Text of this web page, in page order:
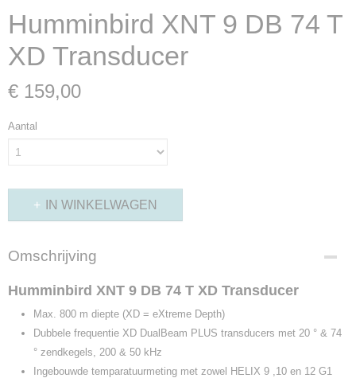
Humminbird XNT 9 DB 74 T
XD Transducer
€ 159,00
Aantal
IN WINKELWAGEN
Omschrijving
Humminbird XNT 9 DB 74 T XD Transducer
Max. 800 m diepte (XD = eXtreme Depth)
Dubbele frequentie XD DualBeam PLUS transducers met 20 ° & 74
° zendkegels, 200 & 50 kHz
Ingebouwde temparatuurmeting met zowel HELIX 9 ,10 en 12 G1